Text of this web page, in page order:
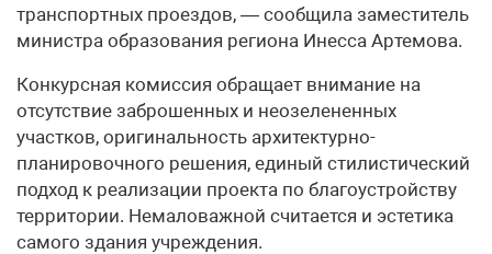
транспортных проездов, — сообщила заместитель
министра образования региона Инесса Артемова.
Конкурсная комиссия обращает внимание на
отсутствие заброшенных и неозелененных
участков, оригинальность архитектурно-
планировочного решения, единый стилистический
подход к реализации проекта по благоустройству
территории. Немаловажной считается и эстетика
самого здания учреждения.